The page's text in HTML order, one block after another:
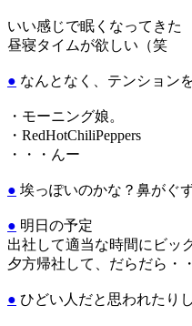
いい感じで眠くなってきた
昼寝タイムが欲しい（笑
● なんとなく、テンション
・モーニング娘。
・RedHotChiliPeppers
・・・んー
● 埃っぽいのかな？鼻がぐ
● 明日の予定
出社して適当な時間にビッ
夕方帰社して、だらだら・
● ひどい人だと思われたり